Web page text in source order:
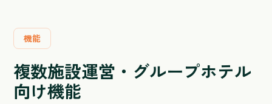
機能
複数施設運営・グループホテル
向け機能